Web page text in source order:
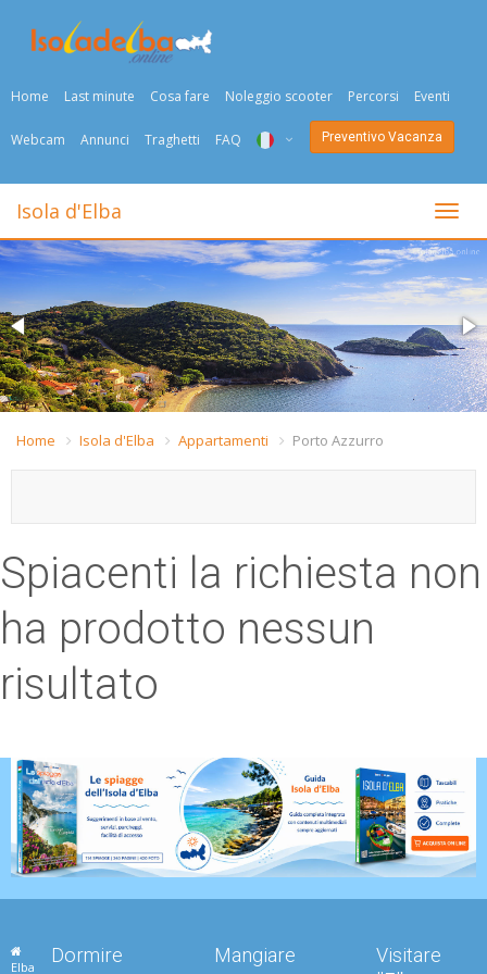
Home Last minute Cosa fare Noleggio scooter Percorsi Eventi
Webcam Annunci Traghetti FAQ
ENG
DEU
NED
FRA
DAN
SLO
Preventivo Vacanza
Togli
Isola d'Elba
Home Isola d'Elba Appartamenti Porto Azzurro
Spiacenti la richiesta non
ha prodotto nessun
risultato
Elba
Dormire Mangiare
Visitare